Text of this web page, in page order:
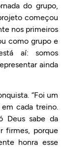
do grupo,
começou
nos primeiros
como grupo e
aí: somos
ainda
“Foi um
cada treino.
Deus sabe da
firmes, porque
honra esse